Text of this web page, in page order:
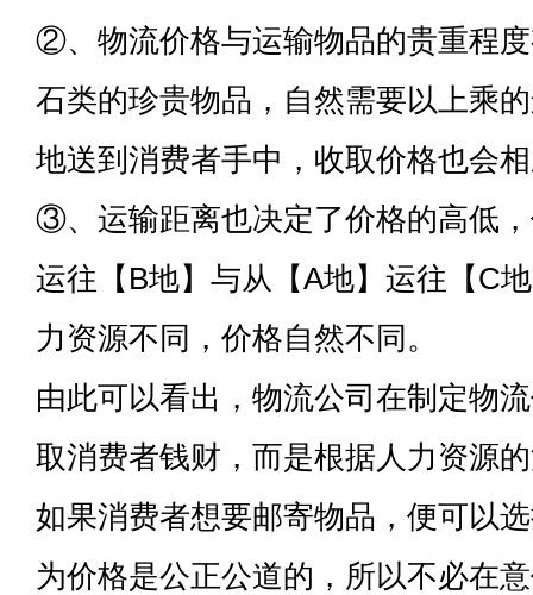
②、物流价格与运输物品的贵重程
石类的珍贵物品，自然需要以上乘
地送到消费者手中，收取价格也会
③、运输距离也决定了价格的高低
运往【B地】与从【A地】运往【C
力资源不同，价格自然不同。
由此可以看出，物流公司在制定物
取消费者钱财，而是根据人力资源
如果消费者想要邮寄物品，便可以
为价格是公正公道的，所以不必在